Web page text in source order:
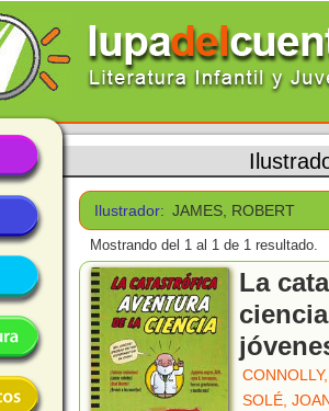
Ilustrador: JAMES, ROBERT
Mostrando del 1 al 1 de 1 resultado.
La
SOLÉ,